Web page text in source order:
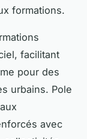
formations.
facilitant
pour des
urbains. Pole
avec